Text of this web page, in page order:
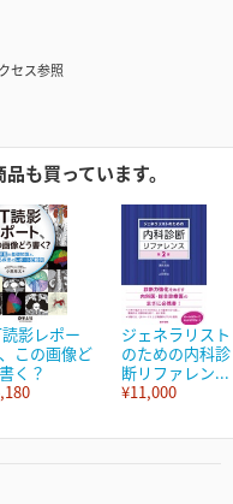
セス参照
も買っています。
影レポー
この画像ど
く？
ジェネラリスト
のための内科診
断リファレン...
¥11,000